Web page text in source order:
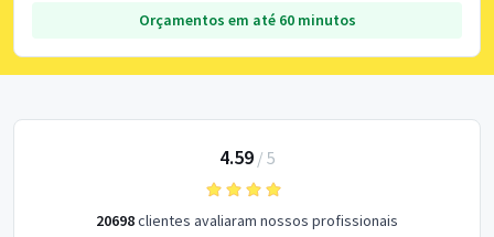
Orçamentos em até 60 minutos
4.59/ 5
20698clientes avaliaram nossos profissionais